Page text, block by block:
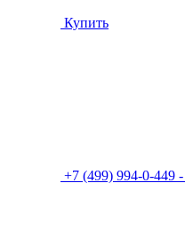
Купить
+7 (499) 994-0-449